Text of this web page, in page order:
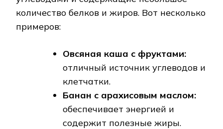
количество белков и жиров. Вот несколько
примеров:
Овсяная каша с фруктами:
отличный источник углеводов и
клетчатки.
Банан с арахисовым маслом:
обеспечивает энергией и
содержит полезные жиры.